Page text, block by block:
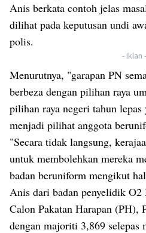
Anis berkata contoh jelas
dilihat pada keputusan undi
polis.
- Iklan -
Menurutnya, "garapan PN
berbeza dengan pilihan raya
pilihan raya negeri tahun
menjadi pilihat anggota
"Secara tidak langsung,
untuk membolehkan mereka
badan beruniform mengikut
Anis dari badan penyelidik O2
Calon Pakatan Harapan (PH),
dengan majoriti 3,869 selepas